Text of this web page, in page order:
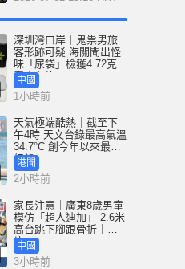
深圳灣口岸｜鬼祟男旅
客形跡可疑 海關聞出怪
味「尿袋」檢獲4.72克冰
毒｜有片
中國
1小時前
天氣極端酷熱｜截至下
午4時 天文台錄最高氣溫
34.7°C 創今年以來最高
紀錄
港聞
2小時前
家長注意｜廣東8歲男童
模仿「超人迪加」 2.6米
高台跳下腳跟骨折｜有
片中國
3小時前